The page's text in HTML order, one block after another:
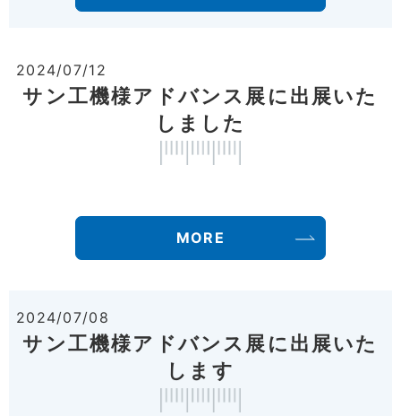
2024/07/12
サン工機様アドバンス展に出展いた
しました
MORE
2024/07/08
サン工機様アドバンス展に出展いた
します